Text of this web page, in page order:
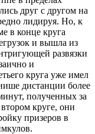
друг с другом на
лидируя. Но, к
в конце круга
и вышла из
развязки
и
круга уже имел
дистанции более
полученных за
круге, они
призеров в